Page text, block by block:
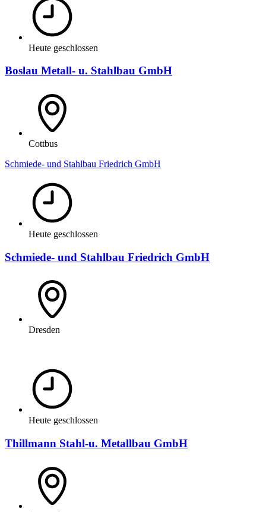
Heute geschlossen
Boslau Metall- u. Stahlbau GmbH
Cottbus
Schmiede- und Stahlbau Friedrich GmbH
Heute geschlossen
Schmiede- und Stahlbau Friedrich GmbH
Dresden
Heute geschlossen
Thillmann Stahl-u. Metallbau GmbH